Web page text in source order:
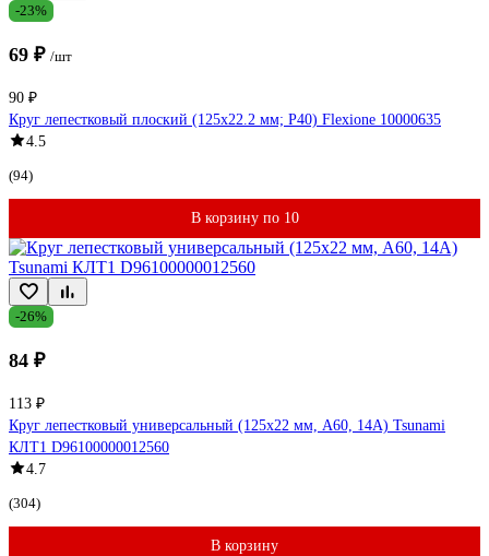
-23%
69 ₽ /шт
90 ₽
Круг лепестковый плоский (125х22.2 мм; Р40) Flexione 10000635
4.5
(94)
В корзину по 10
-26%
84 ₽
113 ₽
Круг лепестковый универсальный (125х22 мм, А60, 14А) Tsunami
КЛТ1 D96100000012560
4.7
(304)
В корзину